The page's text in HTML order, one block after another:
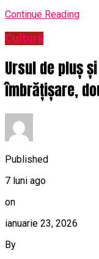
Continue Reading
Cultură
Ursul de pluș
îmbrățișare,
Published
7 luni ago
on
ianuarie 23, 2026
By